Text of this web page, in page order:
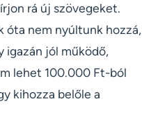
rá új szövegeket.
óta nem nyúltunk hozzá,
igazán jól működő,
lehet 100.000 Ft-ból
kihozza belőle a